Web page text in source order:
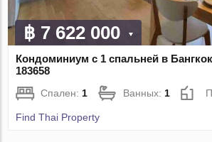
฿ 7 622 000
Кондоминиум с 1 спальней в
183658
Спален:1 Ванных:1
Find Thai Property